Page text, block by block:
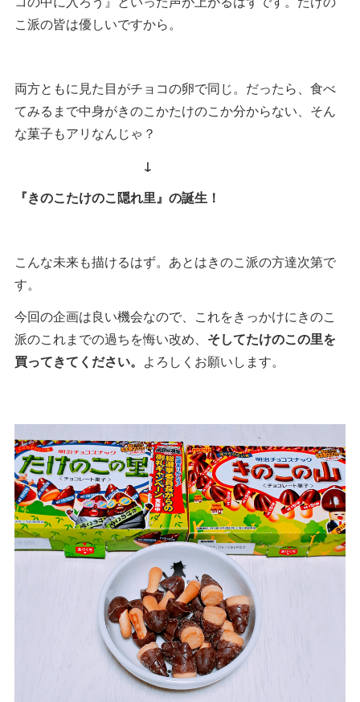
こ派の皆は優しいですから。
両方ともに見た目がチョコの卵で同じ。だったら、食べ
てみるまで中身がきのこかたけのこか分からない、そん
な菓子もアリなんじゃ？
↓
『きのこたけのこ隠れ里』の誕生！
こんな未来も描けるはず。あとはきのこ派の方達次第で
す。
今回の企画は良い機会なので、これをきっかけにきのこ
派のこれまでの過ちを悔い改め、 そしてたけのこの里を
買ってきてください。 よろしくお願いします。